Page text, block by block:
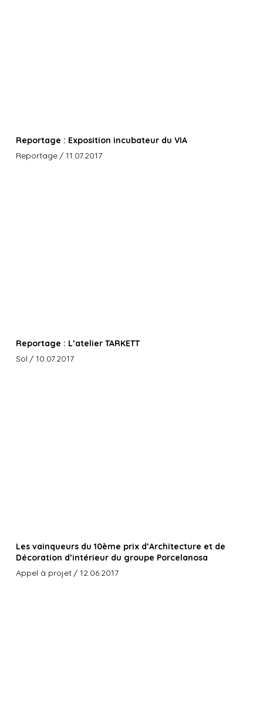
Reportage : Exposition incubateur du VIA
Reportage / 11.07.2017
Reportage : L’atelier TARKETT
Sol / 10.07.2017
Les vainqueurs du 10ème prix d’Architecture et de
Décoration d’intérieur du groupe Porcelanosa
Appel à projet / 12.06.2017